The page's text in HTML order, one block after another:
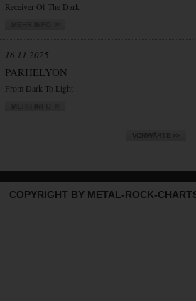
Receiver Of The Dark
16.11.2025
PARHELYON
From Dark To Light
COPYRIGHT BY METAL-ROCK-